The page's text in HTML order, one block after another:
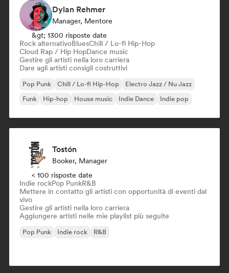
Dylan Rehmer
Manager, Mentore
&gt; 1300 risposte date
Rock alternativoBluesChill / Lo-fi Hip-Hop
Cloud Rap / Hip HopDance music
Gestire gli artisti nella loro carriera
Dare agli artisti consigli costruttivi
Pop Punk Chill / Lo-fi Hip-Hop
Electro Jazz / Nu Jazz
Funk
Hip-hop House music Indie Dance Indie pop
Tostón
Booker, Manager
< 100 risposte date
Indie rockPop PunkR&B
Mettere in contatto gli artisti con opportunità di eventi dal
vivo
Gestire gli artisti nella loro carriera
Aggiungere artisti nelle mie playlist più seguite
Pop Punk Indie rock R&B